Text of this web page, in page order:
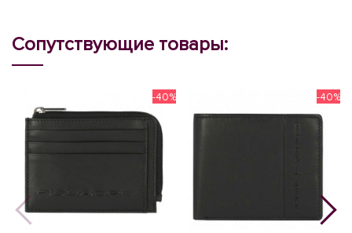
Сопутствующие товары:
-40% -40%